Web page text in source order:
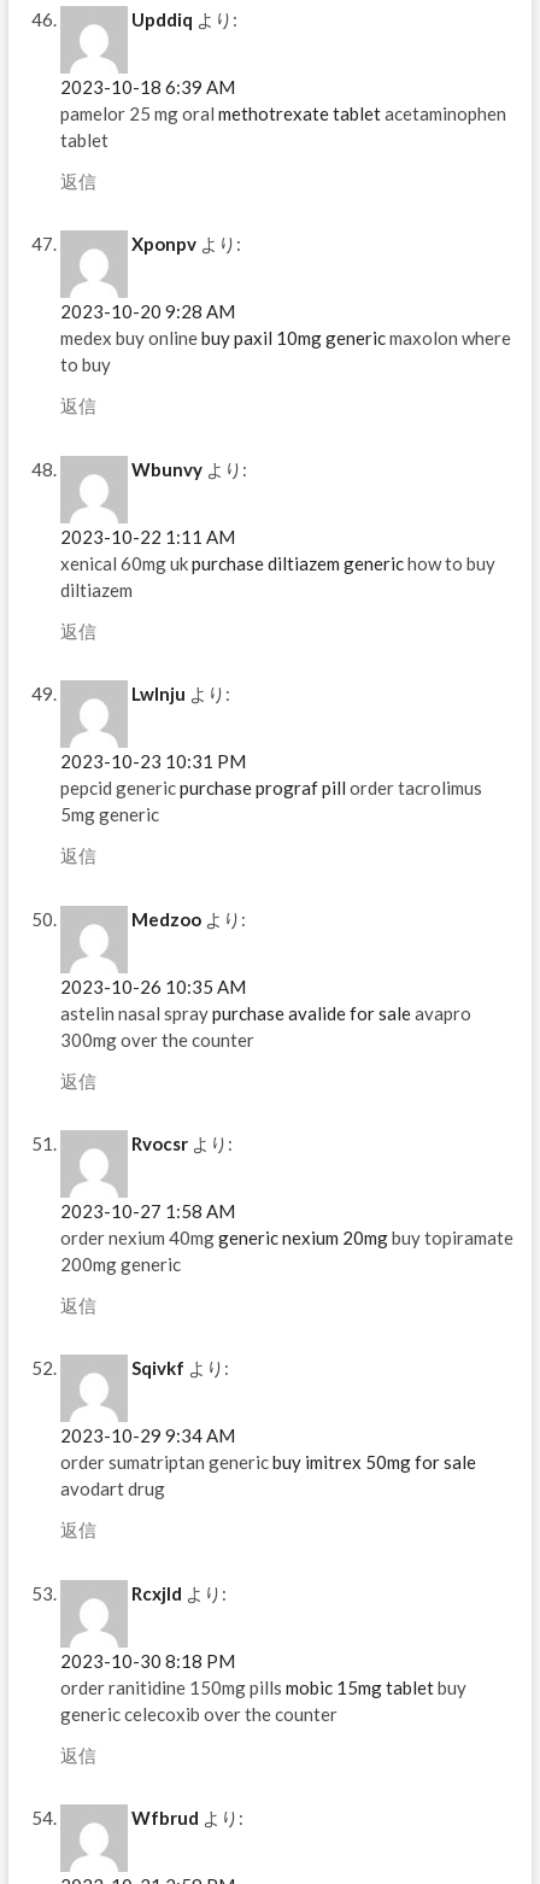
Upddiq より:
2023-10-18 6:39 AM
pamelor 25 mg oral methotrexate tabletacetaminophen
tablet
返信
Xponpv より:
2023-10-20 9:28 AM
medex buy onlinebuy paxil 10mg genericmaxolon where
to buy
返信
Wbunvy より:
2023-10-22 1:11 AM
xenical 60mg ukpurchase diltiazem generichow to buy
diltiazem
返信
Lwlnju より:
2023-10-23 10:31 PM
pepcid genericpurchase prograf pill order tacrolimus
5mg generic
返信
Medzoo より:
2023-10-26 10:35 AM
astelin nasal spraypurchase avalide for saleavapro
300mg over the counter
返信
Rvocsr より:
2023-10-27 1:58 AM
order nexium 40mggeneric nexium 20mgbuy topiramate
200mg generic
返信
Sqivkf より:
2023-10-29 9:34 AM
order sumatriptan genericbuy imitrex 50mg for sale
avodart drug
返信
Rcxjld より:
2023-10-30 8:18 PM
order ranitidine 150mg pills mobic 15mg tabletbuy
generic celecoxib over the counter
返信
Wfbrud より: